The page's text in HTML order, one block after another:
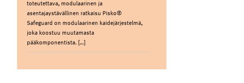
toteutettava, modulaarinen ja
asentajaystävällinen ratkaisu Pisko®
Safeguard on modulaarinen kaidejärjestelmä,
joka koostuu muutamasta
pääkomponentista. […]